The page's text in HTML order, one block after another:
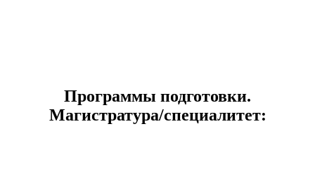
Программы подготовки.
Магистратура/специалитет: